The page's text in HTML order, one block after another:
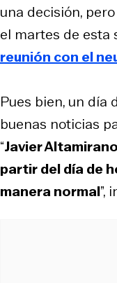
una decisión,
el martes de esta
reunión con el
Pues bien, un día
buenas noticias
“Javier
partir del día de
manera normal”,